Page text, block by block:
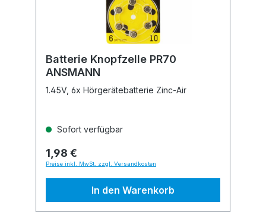
Batterie Knopfzelle PR70
ANSMANN
1.45V, 6x Hörgerätebatterie Zinc-Air
Sofort verfügbar
1,98 €
Preise inkl. MwSt. zzgl. Versandkosten
In den Warenkorb